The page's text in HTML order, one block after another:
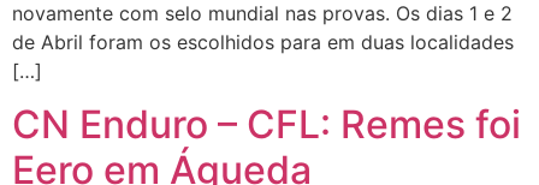
novamente com selo mundial nas provas. Os dias 1 e 2
de Abril foram os escolhidos para em duas localidades
[…]
CN Enduro – CFL: Remes foi
Eero em Águeda